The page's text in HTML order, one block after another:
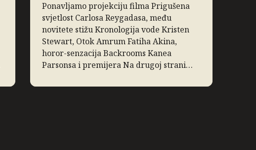
Ponavljamo projekciju filma Prigušena
svjetlost Carlosa Reygadasa, među
novitete stižu Kronologija vode Kristen
Stewart, Otok Amrum Fatiha Akina,
horor-senzacija Backrooms Kanea
Parsonsa i premijera Na drugoj strani
inovativni dokumentarac Zidane, portret